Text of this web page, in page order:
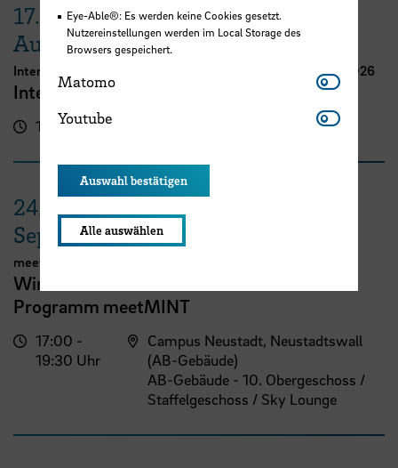
17.
August
International Week Computer Science and Digital Media 2026
International FutureNow! Symposium
16:00 - 17:30 Uhr
24.
September
meetMINT
Wir feiern Frauen in MINT – 10 Jahre
Programm meetMINT
17:00 -
19:30 Uhr
Campus Neustadt, Neustadtswall
(AB-Gebäude)
AB-Gebäude - 10. Obergeschoss /
Staffelgeschoss / Sky Lounge
Eye-Able®: Es werden keine Cookies gesetzt.
Nutzereinstellungen werden im Local Storage des
Browsers gespeichert.
Matomo Matomo
Youtube Youtube
Auswahl bestätigen
Alle auswählen